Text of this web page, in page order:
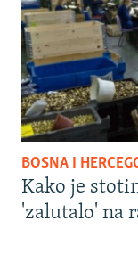
BOSNA I
Kako je
'zalutalo' na